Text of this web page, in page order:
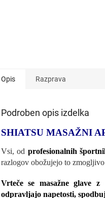
Opis Razprava
Podroben opis izdelka
SHIATSU MASAŽNI
Vsi, od profesionalnih
razlogov obožujejo to zmogljivo
Vrteče se masažne glave z
odpravljajo napetosti,